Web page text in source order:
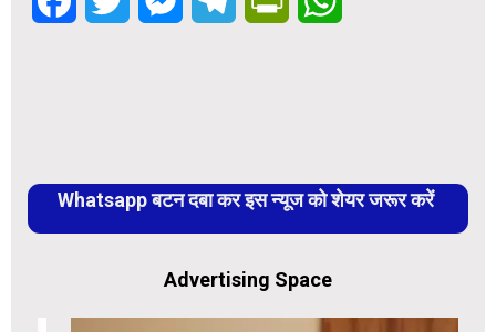
Whatsapp बटन दबा कर इस न्यूज को शेयर जरूर करें
Advertising Space